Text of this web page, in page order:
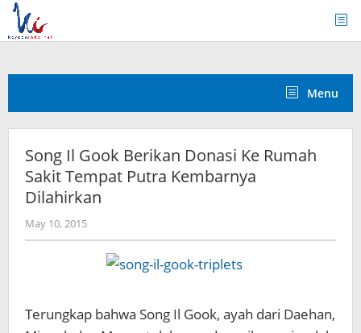
Skip
content
Menu
Song Il Gook Berikan Donasi Ke Rumah
Sakit Tempat Putra Kembarnya
Dilahirkan
May 10, 2015by
Koreanindo
Terungkap bahwa Song Il Gook, ayah dari Daehan,